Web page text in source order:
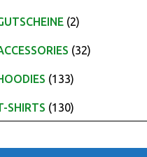
(2)
(32)
(133)
SHIRTS (130)